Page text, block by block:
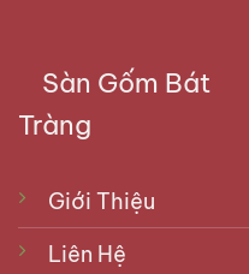
Sàn Gốm Bát
Tràng
Giới Thiệu
Liên Hệ